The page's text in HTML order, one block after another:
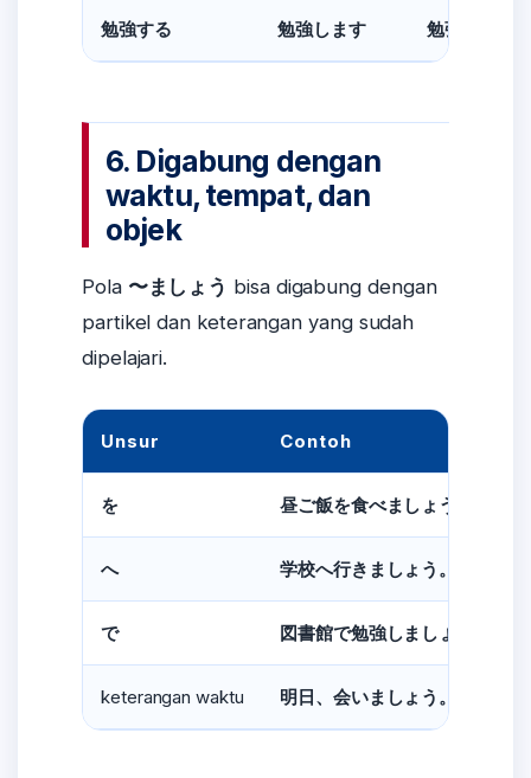
勉強する 勉強します 勉強しまし
6. Digabung dengan
waktu, tempat, dan
objek
Pola 〜ましょう bisa digabung dengan
partikel dan keterangan yang sudah
dipelajari.
Unsur Contoh
を 昼ご飯を食べましょう。
へ 学校へ行きましょう。
で 図書館で勉強しましょう。
keterangan waktu 明日、会いましょう。